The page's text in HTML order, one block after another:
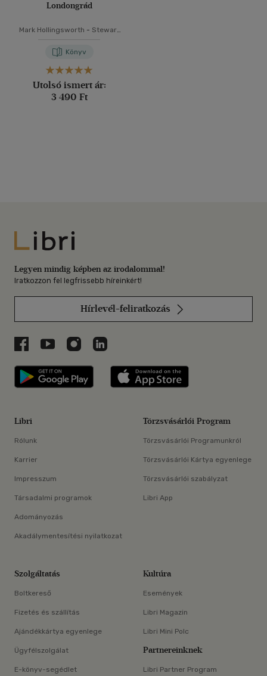
Londongrád
Mark Hollingsworth - Stewart
Könyv
Utolsó ismert ár:
3 490 Ft
Libri
Legyen mindig képben az irodalommal!
Iratkozzon fel legfrissebb híreinkért!
Hírlevél-feliratkozás
Libri a Facebookon
Libri a Youtube-on
Libri az Instagramon
Libri a LinkedInen
Libri applikáció Szerezd meg: Google
Libri
Rólunk
Karrier
Impresszum
Társadalmi programok
Adományozás
Akadálymentesítési nyilatkozat
Törzsvásárlói Program
Törzsvásárlói Programunkról
Törzsvásárlói Kártya egyenlege
Törzsvásárlói szabályzat
Libri App
Szolgáltatás
Boltkereső
Fizetés és szállítás
Ajándékkártya egyenlege
Ügyfélszolgálat
E-könyv-segédlet
Kultúra
Események
Libri Magazin
Libri Mini Polc
Partnereinknek
Libri Partner Program